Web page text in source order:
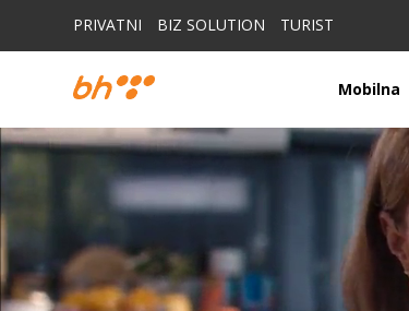
PRIVATNI BIZ SOLUTION TURIST
Mobilna